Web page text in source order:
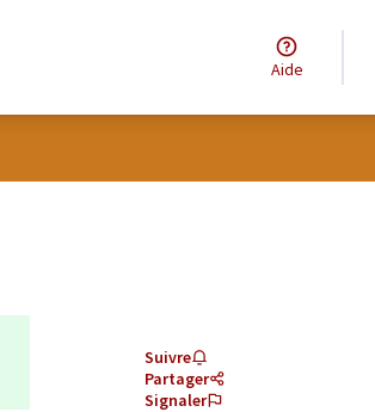
Aide
Suivre
Partager
Signaler